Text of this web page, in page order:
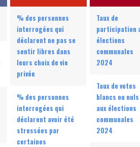
% des personnes
interrogées qui
déclarent ne pas se
sentir libres dans
leurs choix de vie
privée
% des personnes
interrogées qui
déclarent avoir été
stressées par
certaines
Taux de
participation
élections
communales
2024
Taux de votes
blancs ou nuls
aux élections
communales
2024